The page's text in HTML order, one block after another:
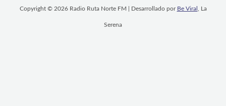
Copyright © 2026 Radio Ruta Norte FM | Desarrollado por Be Viral , La
Serena